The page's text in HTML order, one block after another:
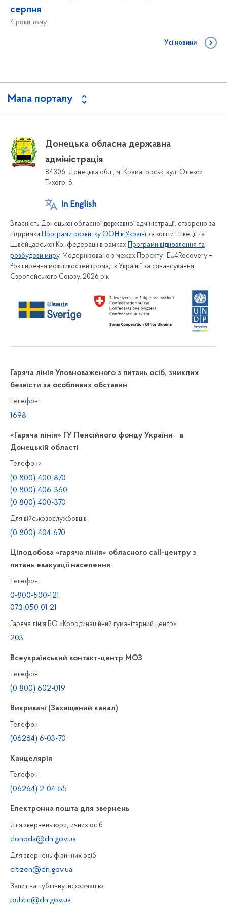
серпня
4 роки тому
Усі новини
Мапа порталу
Донецька обласна державна
адміністрація
84306, Донецька обл., м. Краматорськ, вул. Олекси
Тихого, 6
In English
Власність Донецької обласної державної адміністрації, створено за
підтримки Програми розвитку ООН в Україні за кошти Швеції та
Швейцарської Конфедерації в рамках Програми відновлення та
розбудови миру. Модернізовано в межах Проєкту “EU4Recovery –
Розширення можливостей громад в Україні” за фінансування
Європейського Союзу. 2026 рік
Гаряча лінія Уповноваженого з питань осіб, зниклих
безвісти за особливих обставин
Телефон
1698
«Гаряча лінія» ГУ Пенсійного фонду України в
Донецькій області
Телефони
(0 800) 400-870
(0 800) 406-360
(0 800) 400-370
Для військовослужбовців
(0 800) 404-670
Цілодобова «гаряча лінія» обласного call-центру з
питань евакуації населення
Телефон
0-800-500-121
073 050 01 21
Гаряча лінія БО «Координаційний гуманітарний центр»
203
Всеукраїнський контакт-центр МОЗ
Телефон
(0 800) 602-019
Викривачі (Захищений канал)
Телефон
(06264) 6-03-70
Канцелярiя
Телефон
(06264) 2-04-55
Електронна пошта для звернень
Для звернень юридичних осiб
donoda@dn.gov.ua
Для звернень фізичних осiб
citizen@dn.gov.ua
Запит на публiчну інформацiю
public@dn.gov.ua